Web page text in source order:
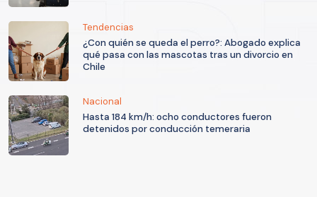
Tendencias
¿Con quién se queda el perro?: Abogado explica
qué pasa con las mascotas tras un divorcio en
Chile
Nacional
Hasta 184 km/h: ocho conductores fueron
detenidos por conducción temeraria